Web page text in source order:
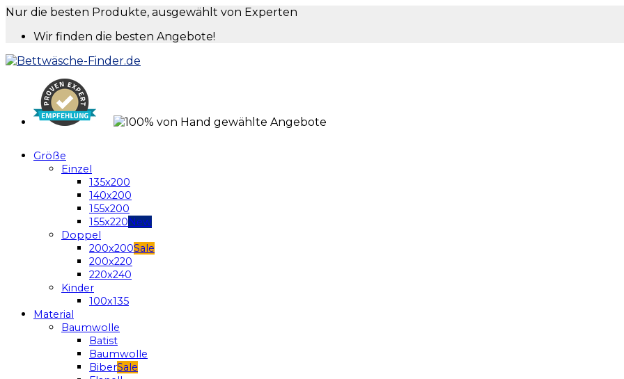
Nur die besten Produkte, ausgewählt von Experten
Wir finden die besten Angebote!
Größe
Einzel
135x200
140x200
155x200
155x220
Doppel
200x200
200x220
220x240
Kinder
100x135
Material
Baumwolle
Batist
Baumwolle
Biber